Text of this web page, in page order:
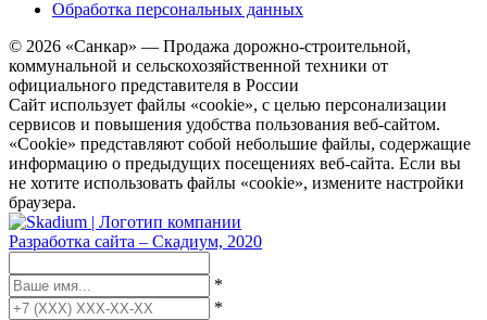
Обработка персональных данных
© 2026 «Санкар» — Продажа дорожно-строительной,
коммунальной и сельскохозяйственной техники от
официального представителя в России
Сайт использует файлы «cookie», с целью персонализации
сервисов и повышения удобства пользования веб-сайтом.
«Cookie» представляют собой небольшие файлы, содержащие
информацию о предыдущих посещениях веб-сайта. Если вы
не хотите использовать файлы «cookie», измените настройки
браузера.
Разработка сайта – Скадиум, 2020
*
*